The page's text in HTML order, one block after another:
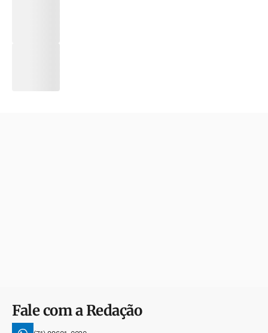
Fale com a Redação